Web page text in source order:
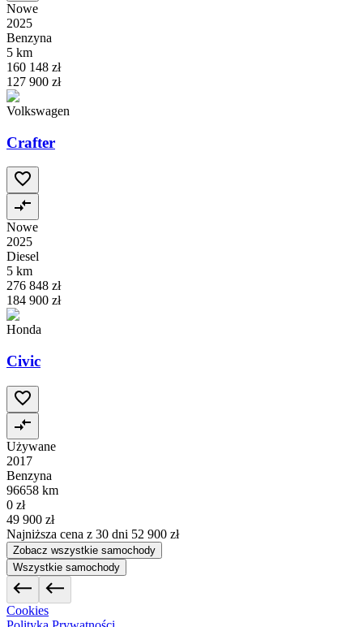
Nowe
2025
Benzyna
5 km
160 148 zł
127 900 zł
Volkswagen
Crafter
Nowe
2025
Diesel
5 km
276 848 zł
184 900 zł
Honda
Civic
Używane
2017
Benzyna
96658 km
0 zł
49 900 zł
Najniższa cena z 30 dni 52 900 zł
Zobacz wszystkie samochody
Wszystkie samochody
Cookies